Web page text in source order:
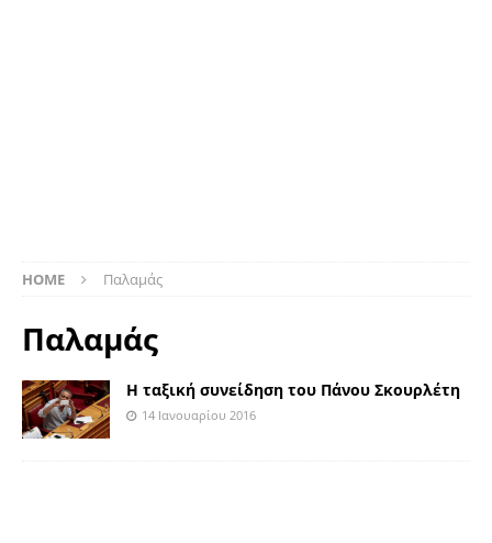
HOME Παλαμάς
Παλαμάς
Η ταξική συνείδηση του Πάνου Σκουρλέτη
14 Ιανουαρίου 2016